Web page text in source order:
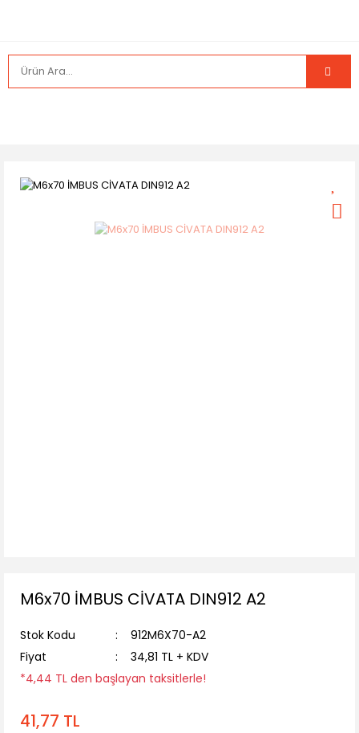
M6x70 İMBUS CİVATA DIN912 A2
Stok Kodu
912M6X70-A2
Fiyat
34,81 TL + KDV
*4,44 TL den başlayan taksitlerle!
41,77 TL